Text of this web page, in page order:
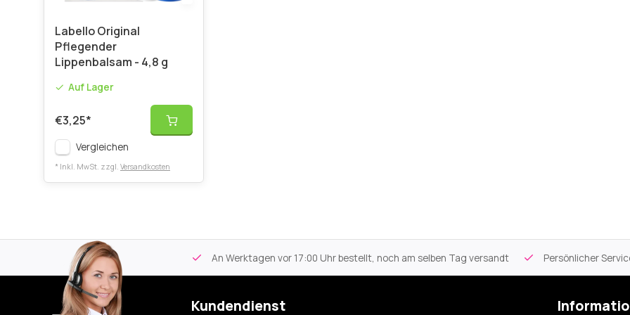
Labello Original
Pflegender
Lippenbalsam - 4,8 g
Auf Lager
€3,25*
Vergleichen
* Inkl. MwSt. zzgl. Versandkosten
Kostenloser Versand An Werktagen vor 17:00 Uhr bestellt, noch am selben Tag versandt Persönlicher
Kundendienst